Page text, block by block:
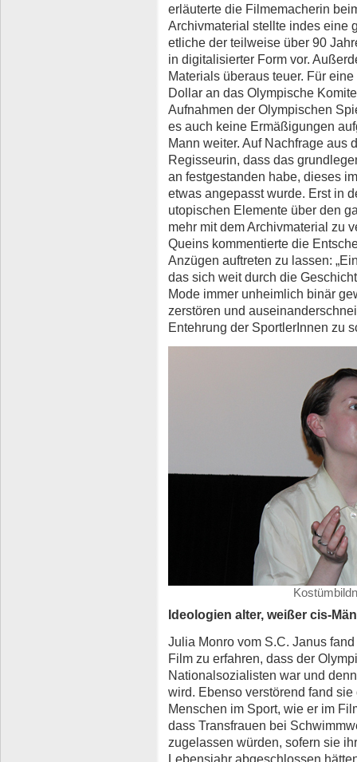
erläuterte die Filmemacherin
Archivmaterial stellte indes eine
etliche der teilweise über 90
in digitalisierter Form vor.
Materials überaus teuer. Für
Dollar an das Olympische
Aufnahmen der Olympischen
es auch keine Ermäßigungen
Mann weiter. Auf Nachfrage aus
Regisseurin, dass das
an festgestanden habe, dieses
etwas angepasst wurde. Erst in
utopischen Elemente über den
mehr mit dem Archivmaterial zu
Queins kommentierte die
Anzügen auftreten zu lassen:
das sich weit durch die
Mode immer unheimlich binär
zerstören und
Entehrung der SportlerInnen zu
Ideologien alter, weißer cis-
Julia Monro vom S.C. Janus
Film zu erfahren, dass der
Nationalsozialisten war und
wird. Ebenso verstörend fand
Menschen im Sport, wie er im
dass Transfrauen bei
zugelassen würden, sofern sie
Lebensjahr abgeschlossen